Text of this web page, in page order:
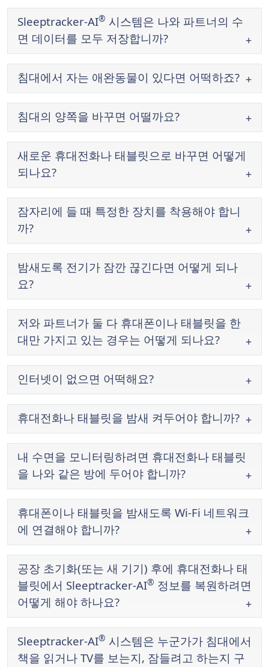
Sleeptracker-AI® 시스템은 나와 파트너의 수
면 데이터를 모두 저장합니까?
침대에서 자는 애완동물이 있다면 어떡하죠?
침대의 양쪽을 바꾸면 어떨까요?
새로운 휴대전화나 태블릿으로 바꾸면 어떻게
되나요?
잠자리에 들 때 특정한 장치를 착용해야 합니
까?
밤새도록 전기가 잠깐 끊긴다면 어떻게 되나
요?
저와 파트너가 둘 다 휴대폰이나 태블릿을 한
대만 가지고 있는 경우는 어떻게 되나요?
인터넷이 없으면 어떡해요?
휴대전화나 태블릿을 밤새 켜두어야 합니까?
내 수면을 모니터링하려면 휴대전화나 태블릿
을 나와 같은 방에 두어야 합니까?
휴대폰이나 태블릿을 밤새도록 Wi-Fi 네트워크
에 연결해야 합니까?
공장 초기화(또는 새 기기) 후에 휴대전화나 태
블릿에서 Sleeptracker-AI® 정보를 복원하려면
어떻게 해야 하나요?
Sleeptracker-AI® 시스템은 누군가가 침대에서
책을 읽거나 TV를 보는지, 잠들려고 하는지 구